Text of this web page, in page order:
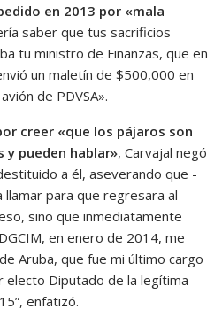
en 2013 por «mala
saber que tus sacrificios
tu ministro de Finanzas, que en
un maletín de $500,000 en
de PDVSA».
creer «que los pájaros son
y pueden hablar», Carvajal negó
a él, aseverando que -
para que regresara al
sino que inmediatamente
en enero de 2014, me
Aruba, que fue mi último cargo
Diputado de la legítima
enfatizó.